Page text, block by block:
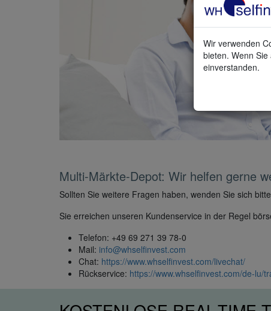
Multi-Märkte-Depot: Wir helfen gerne
Sollten Sie weitere Fragen haben, wenden Sie sich
Sie erreichen unseren Kundenservice in der Regel
Telefon: +49 69 271 39 78-0
Mail: info@whselfinvest.com
Chat: https://www.whselfinvest.com/livechat/
Rückservice: https://www.whselfinvest.com/de-lu/
Wir verwenden
bieten. Wenn
einverstanden.